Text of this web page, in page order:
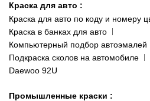
093 611-39-23
(ориентир: Интайм №40)
Одесса
пр-т Акад. Глушко, 29
066 554-97-70
Доставка и оплата
Сотрудничество
Наши публикации
Публичная оферта
Политика конфиденциальности
Краска для авто :
Краска для авто по коду и номеру
Краска в банках для авто
Компьютерный подбор автоэмалей
Подкраска сколов на автомобиле
Daewoo 92U
Промышленные краски :